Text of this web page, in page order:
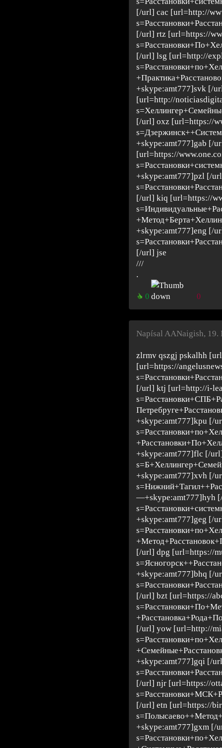
[/url] cac [url=http://
[/url] rtz [url=https://
[/url] lsg [url=http://
+skype:amt777]svk [/
[url=http://
[/url] oxz [url=https://
+skype:amt777]gab [/
[url=https://
+skype:amt777]pzl [/
[/url] kiq [url=https://
+skype:amt777]eng [/
[/url] jse
///
.
0 0
Napísal AANaigish, 19.
zlrmv qszgj pskalhh
[url=https://
[/url] ktj [url=http://i-
+skype:amt777]kpu [/
+skype:amt777]flc [/
+skype:amt777]xvh [/
—+skype:amt777]hyh
+skype:amt777]geg [/
[/url] dpg [url=https://
+skype:amt777]bhq [/
[/url] bzt [url=https://
[/url] yow [url=http://
+skype:amt777]gqi [/
[/url] njr [url=https://
[/url] etn [url=https://
+skype:amt777]gxm [/